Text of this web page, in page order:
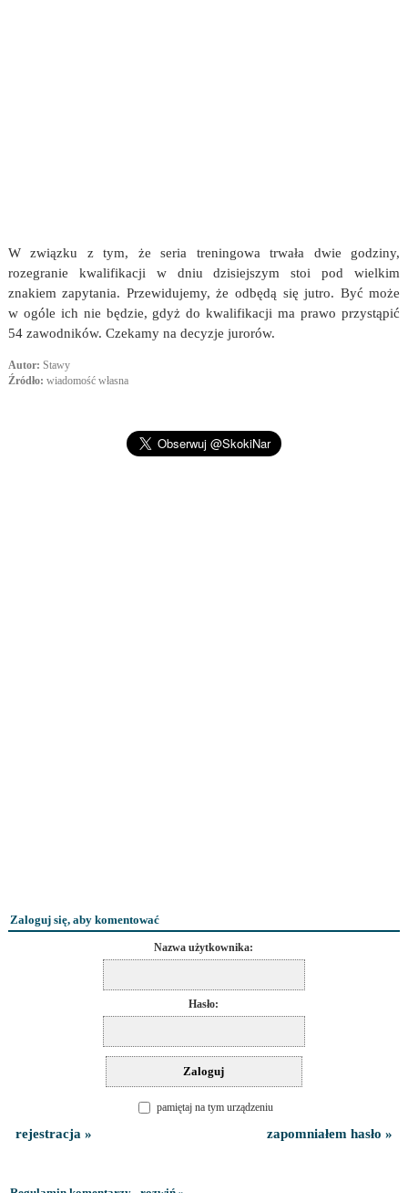
W związku z tym, że seria treningowa trwała dwie godziny,
rozegranie kwalifikacji w dniu dzisiejszym stoi pod wielkim
znakiem zapytania. Przewidujemy, że odbędą się jutro. Być może
w ogóle ich nie będzie, gdyż do kwalifikacji ma prawo przystąpić
54 zawodników. Czekamy na decyzje jurorów.
Autor: Stawy
Źródło: wiadomość własna
Zaloguj się, aby komentować
Nazwa użytkownika:
Hasło:
pamiętaj na tym urządzeniu
rejestracja » zapomniałem hasło »